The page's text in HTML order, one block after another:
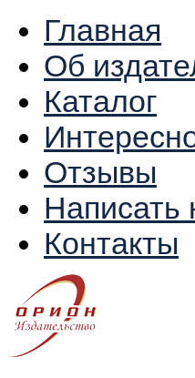
Главная
Об
Каталог
Отзывы
Написать
Контакты